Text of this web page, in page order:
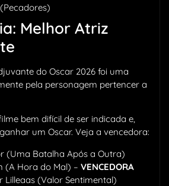
Melhor Atriz
do Oscar 2026 foi uma
pela personagem pertencer a
bem difícil de ser indicada e,
um Oscar. Veja a vencedora:
(Uma Batalha Após a Outra)
(A Hora do Mal) – VENCEDORA
Lilleaas (Valor Sentimental)